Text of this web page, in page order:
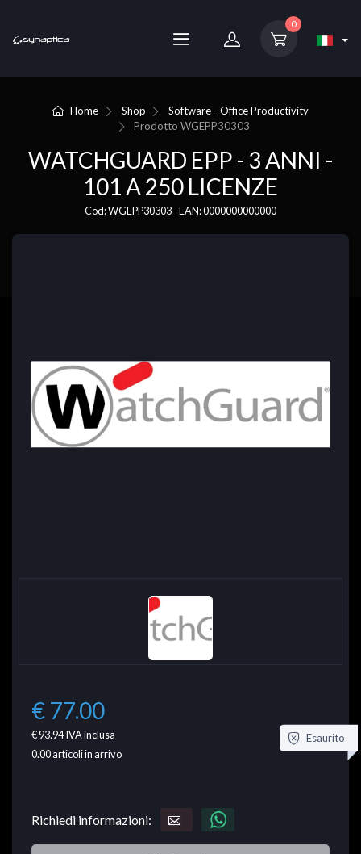
0
Home Shop
Software - Office Productivity
ProdottoWGEPP30303
WATCHGUARD EPP - 3 ANNI -
101 A 250 LICENZE
Cod: WGEPP30303 - EAN: 0000000000000
€ 77.00
€ 93.94IVA inclusa
0.00articoli in arrivo
Esaurito
Richiedi informazioni: